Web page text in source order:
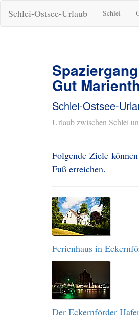
Schlei-Ostsee-Urlaub Schlei
Gut
Schlei-Ostsee-
Urlaub zwischen Schlei
Folgende Ziele
Fuß erreichen.
Ferienhaus in
Der Eckernförder